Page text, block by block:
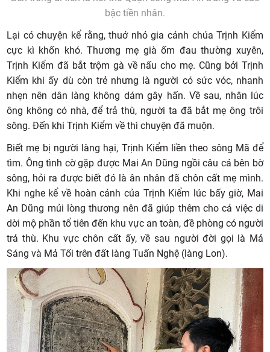
bậc tiền nhân.
Lại có chuyện kể rằng, thuở nhỏ gia cảnh chúa Trịnh Kiểm
cực kì khốn khó. Thương mẹ già ốm đau thường xuyên,
Trịnh Kiểm đã bắt trộm gà về nấu cho mẹ. Cũng bởi Trịnh
Kiểm khi ấy dù còn trẻ nhưng là người có sức vóc, nhanh
nhẹn nên dân làng không dám gây hấn. Về sau, nhân lúc
ông không có nhà, để trả thù, người ta đã bắt mẹ ông trôi
sông. Đến khi Trịnh Kiểm về thì chuyện đã muộn.
Biết mẹ bị người làng hại, Trịnh Kiểm liền theo sông Mã để
tìm. Ông tình cờ gặp được Mai An Dũng ngồi câu cá bên bờ
sông, hỏi ra được biết đó là ân nhân đã chôn cất mẹ mình.
Khi nghe kể về hoàn cảnh của Trịnh Kiểm lúc bấy giờ, Mai
An Dũng mủi lòng thương nên đã giúp thêm cho cả việc di
dời mộ phần tổ tiên đến khu vực an toàn, đề phòng có người
trả thù. Khu vực chôn cất ấy, về sau người đời gọi là Mả
Sáng và Mả Tối trên đất làng Tuấn Nghệ (làng Lon).